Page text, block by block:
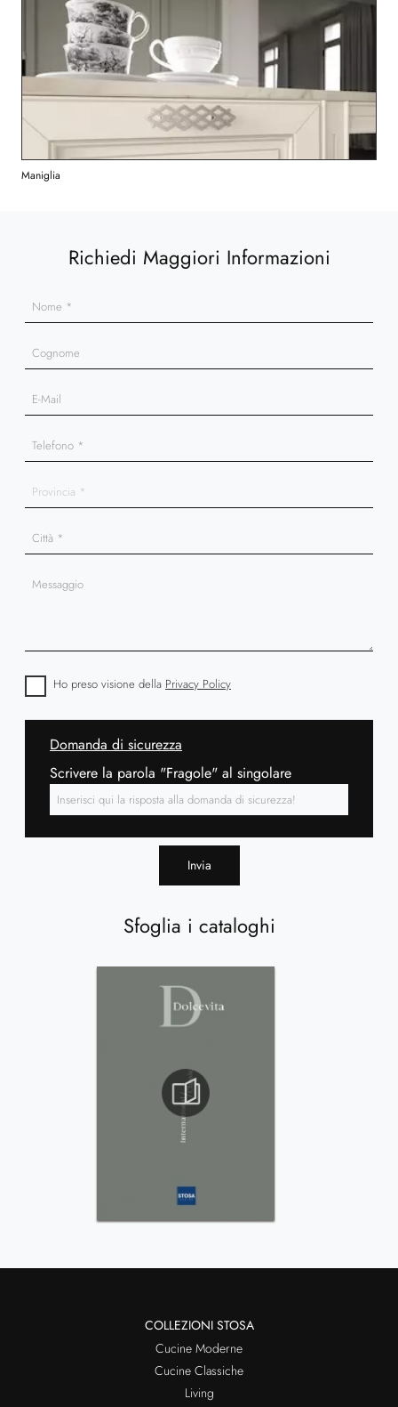
Maniglia
Sfoglia i cataloghi
Richiedi Maggiori Informazioni
Ho preso visione della Privacy Policy
Domanda di sicurezza
Scrivere la parola "Fragole" al singolare
Invia
COLLEZIONI STOSA
Cucine Moderne
Cucine Classiche
Living